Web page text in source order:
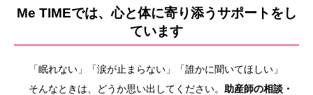
Me TIMEでは、心と体に寄り添うサポートをし
ています
「眠れない」「涙が止まらない」「誰かに聞いてほしい」
そんなときは、どうか思い出してください。
助産師の相談・